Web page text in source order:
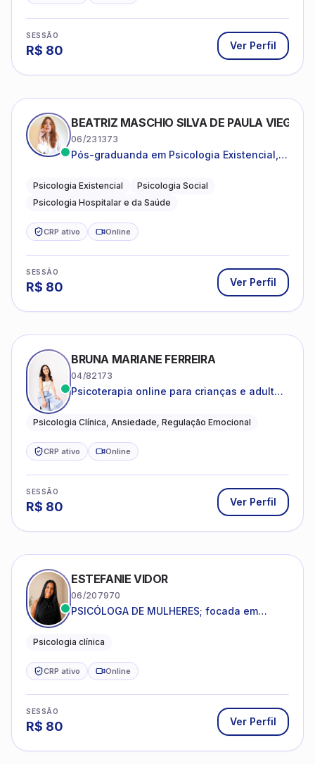
SESSÃO
R$ 80 Ver Perfil
BEATRIZ MASCHIO SILVA DE PAULA VIEGAS
06/231373
Pós-graduanda em Psicologia Existencial,
da Saúde.
Psicologia Existencial
Psicologia Social
Psicologia Hospitalar e da Saúde
CRP ativo Online
SESSÃO
R$ 80 Ver Perfil
BRUNA MARIANE FERREIRA
04/82173
Psicoterapia online para crianças e adultos
reduzir a ansiedade e construir uma vida
Psicologia Clínica, Ansiedade, Regulação Emocional
CRP ativo Online
SESSÃO
R$ 80 Ver Perfil
ESTEFANIE VIDOR
06/207970
PSICÓLOGA DE MULHERES; focada em
dentro da sua realidade.
Psicologia clínica
CRP ativo Online
SESSÃO
R$ 80 Ver Perfil